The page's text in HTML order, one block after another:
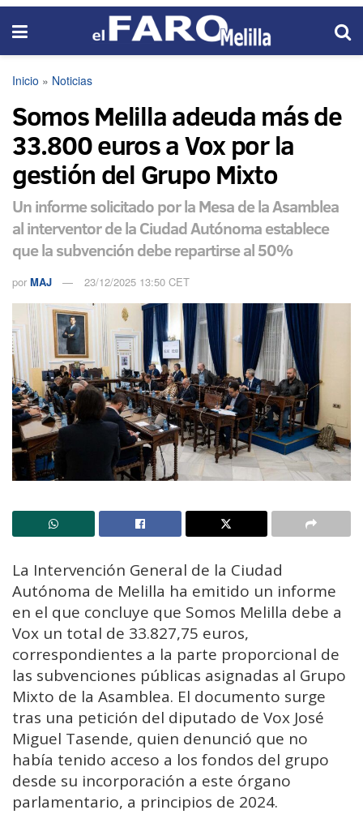
Inicio » Noticias
Somos Melilla adeuda más de
33.800 euros a Vox por la
gestión del Grupo Mixto
Un informe solicitado por la Mesa de la Asamblea
al interventor de la Ciudad Autónoma establece
que la subvención debe repartirse al 50%
por MAJ 23/12/2025 13:50 CET
La Intervención General de la Ciudad
Autónoma de Melilla ha emitido un informe
en el que concluye que Somos Melilla debe a
Vox un total de 33.827,75 euros,
correspondientes a la parte proporcional de
las subvenciones públicas asignadas al Grupo
Mixto de la Asamblea. El documento surge
tras una petición del diputado de Vox José
Miguel Tasende, quien denunció que no
había tenido acceso a los fondos del grupo
desde su incorporación a este órgano
parlamentario, a principios de 2024.